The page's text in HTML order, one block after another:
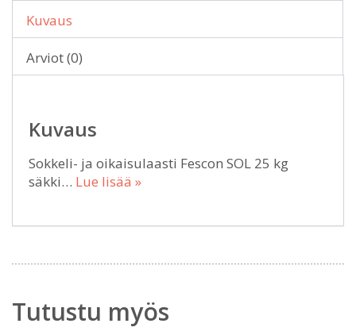
Kuvaus
Arviot (0)
Kuvaus
Sokkeli- ja oikaisulaasti Fescon SOL 25 kg
säkki… Lue lisää »
Tutustu myös